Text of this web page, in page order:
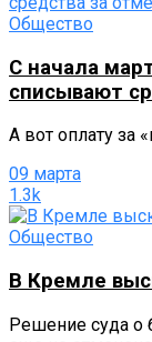
Общество
С начала
списывают
А вот оплату за
09 марта
1.3k
Общество
В Кремле
Решение суда о